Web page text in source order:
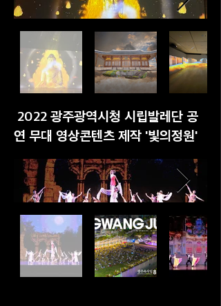
2022 광주광역시청 시립발레단 공
연 무대 영상콘텐츠 제작 '빛의정원'